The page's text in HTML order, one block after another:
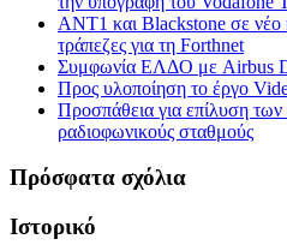
ΑΝΤ1 και Blackstone σε νέο
τράπεζες για τη Forthnet
Συμφωνία ΕΛΔΟ με Airbus
Προς υλοποίηση το έργο
Προσπάθεια για επίλυση
ραδιοφωνικούς σταθμούς
Πρόσφατα σχόλια
Ιστορικό